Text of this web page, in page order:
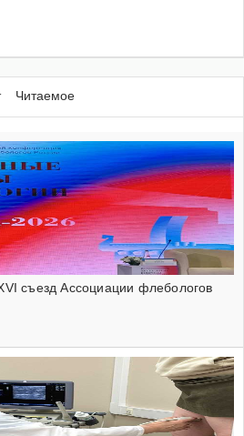
Читаемое
съезд Ассоциации флебологов